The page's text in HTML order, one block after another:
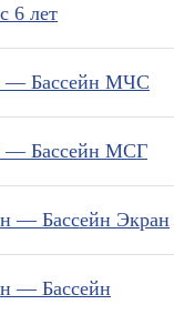
6 лет
— Бассейн МЧС
— Бассейн МСГ
— Бассейн Экран
— Бассейн